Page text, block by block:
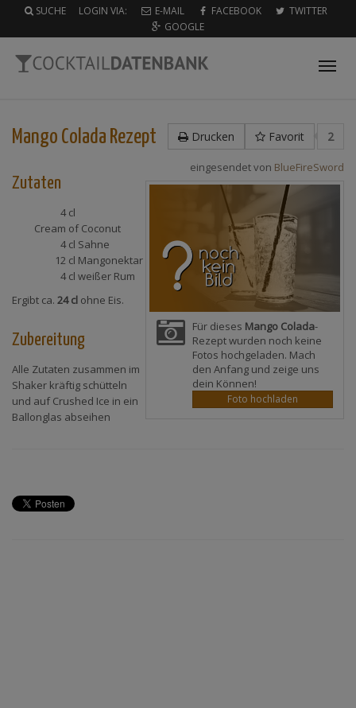
SUCHE LOGIN VIA: E-MAIL FACEBOOK
TWITTER
GOOGLE
Drucken Favorit 2
Mango Colada Rezept
eingesendet von BlueFireSword
Für dieses Mango Colada-
Rezept wurden noch keine
Fotos hochgeladen. Mach
den Anfang und zeige uns
dein Können!
Foto hochladen
Zutaten
4 cl
Cream of Coconut
4 cl Sahne
12 cl Mangonektar
4 cl weißer Rum
Ergibt ca. 24 cl ohne Eis.
Zubereitung
Alle Zutaten zusammen im
Shaker kräftig schütteln
und auf Crushed Ice in ein
Ballonglas abseihen